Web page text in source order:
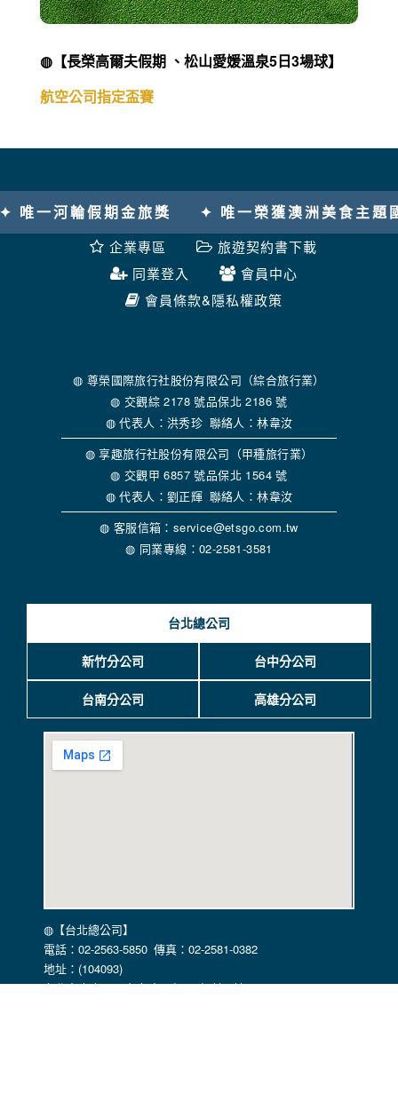
◍【長榮高爾夫假期 、松山愛媛溫泉5日3場球】
航空公司指定盃賽
✦ 唯一榮獲澳洲美食主題國際金旅獎 ✦ 2025
企業專區
旅遊契約書下載
同業登入
會員中心
會員條款&隱私權政策
◍ 尊榮國際旅行社股份有限公司（綜合旅行業）
◍ 交觀綜 2178 號品保北 2186 號
◍ 代表人：洪秀珍 聯絡人：林韋汝
◍ 享趣旅行社股份有限公司（甲種旅行業）
◍ 交觀甲 6857 號品保北 1564 號
◍ 代表人：劉正輝 聯絡人：林韋汝
◍ 客服信箱：service@etsgo.com.tw
◍ 同業專線：02-2581-3581
台北總公司
新竹分公司 台中分公司
台南分公司 高雄分公司
◍【台北總公司】
電話：02-2563-5850 傳真：02-2581-0382
地址：(104093)
台北市中山區長安東路二段52號4樓/7樓